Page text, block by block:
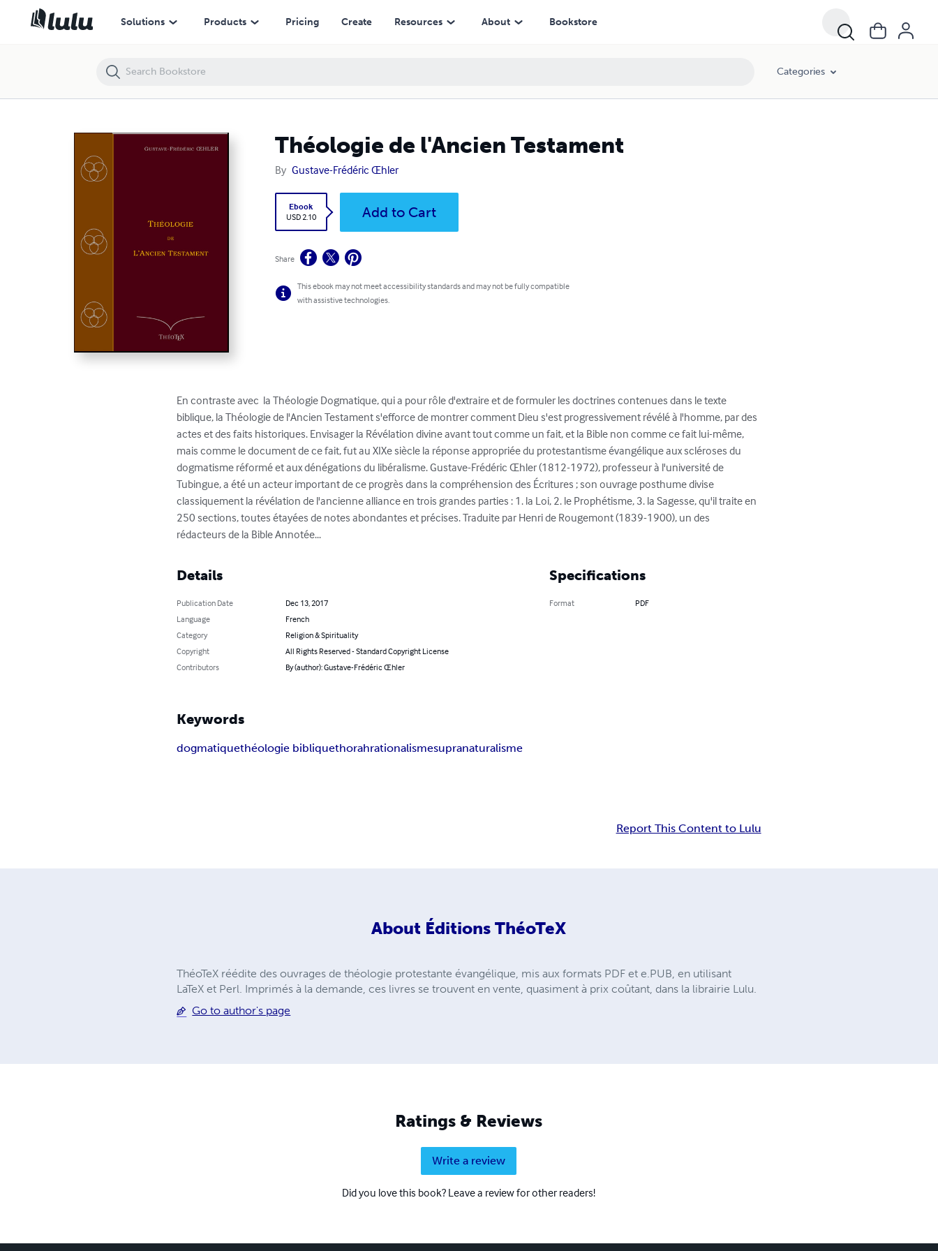
Solutions Products Pricing Create Resources About Bookstore
Categories
Théologie de l'Ancien Testament
By Gustave-Frédéric Œhler
Ebook
USD 2.10
Add to Cart
Share
This ebook may not meet accessibility standards and may not be fully compatible
with assistive technologies.
En contraste avec  la Théologie Dogmatique, qui a pour rôle d'extraire et de formuler les doctrines contenues dans le texte
biblique, la Théologie de l'Ancien Testament s'efforce de montrer comment Dieu s'est progressivement révélé à l'homme, par des
actes et des faits historiques. Envisager la Révélation divine avant tout comme un fait, et la Bible non comme ce fait lui-même,
mais comme le document de ce fait, fut au XIXe siècle la réponse appropriée du protestantisme évangélique aux scléroses du
dogmatisme réformé et aux dénégations du libéralisme. Gustave-Frédéric Œhler (1812-1972), professeur à l'université de
Tubingue, a été un acteur important de ce progrès dans la compréhension des Écritures ; son ouvrage posthume divise
classiquement la révélation de l'ancienne alliance en trois grandes parties : 1. la Loi, 2. le Prophétisme, 3. la Sagesse, qu'il traite en
250 sections, toutes étayées de notes abondantes et précises. Traduite par Henri de Rougemont (1839-1900), un des
rédacteurs de la Bible Annotée...
Details
Publication Date
Dec 13, 2017
Language
French
Category
Religion & Spirituality
Copyright
All Rights Reserved - Standard Copyright License
Contributors
By (author): Gustave-Frédéric Œhler
Specifications
Format PDF
Keywords
dogmatiquethéologie bibliquethorahrationalismesupranaturalisme
Report This Content to Lulu
About Éditions ThéoTeX
ThéoTeX réédite des ouvrages de théologie protestante évangélique, mis aux formats PDF et e.PUB, en utilisant
LaTeX et Perl. Imprimés à la demande, ces livres se trouvent en vente, quasiment à prix coûtant, dans la librairie Lulu.
Go to author's page
Ratings & Reviews
Write a review
Did you love this book? Leave a review for other readers!
Théologie de l'Ancien Testament